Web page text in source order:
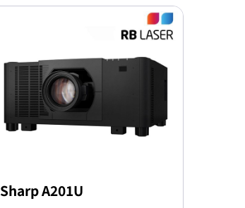
Sharp A201U